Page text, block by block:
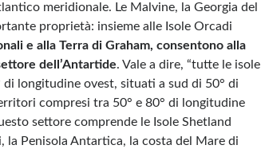
meridionale. Le Malvine, la Georgia del
proprietà: insieme alle Isole Orcadi
e alla Terra di Graham, consentono alla
dell’Antartide. Vale a dire, “tutte le isole
longitudine ovest, situati a sud di 50° di
compresi tra 50° e 80° di longitudine
settore comprende le Isole Shetland
Penisola Antartica, la costa del Mare di